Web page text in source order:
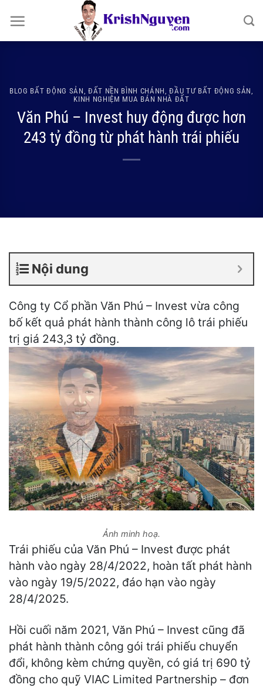
qua
nội
BLOG BẤT ĐỘNG SẢN ĐẤT NỀN BÌNH CHÁNH ,ĐẦU TƯ BẤT ĐỘNG SẢN
KINH NGHIỆM MUA BÁN NHÀ ĐẤT
Văn Phú – Invest huy động được hơn
243 tỷ đồng từ phát hành trái phiếu
Nội dung
Công ty Cổ phần Văn Phú – Invest vừa công
bố kết quả phát hành thành công lô trái phiếu
trị giá 243,3 tỷ đồng.
Ảnh minh hoạ.
Trái phiếu của Văn Phú – Invest được phát
hành vào ngày 28/4/2022, hoàn tất phát hành
vào ngày 19/5/2022, đáo hạn vào ngày
28/4/2025.
Hồi cuối năm 2021, Văn Phú – Invest cũng đã
phát hành thành công gói trái phiếu chuyển
đổi, không kèm chứng quyền, có giá trị 690 tỷ
đồng cho quỹ VIAC Limited Partnership – đơn